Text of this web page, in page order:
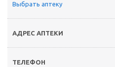
Выбрать аптеку